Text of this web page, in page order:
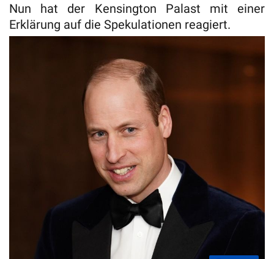
Nun hat der Kensington Palast mit einer
Erklärung auf die Spekulationen reagiert.